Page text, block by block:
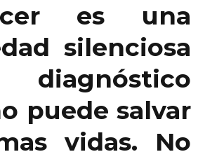
es una
silenciosa
puede salvar
vidas. No